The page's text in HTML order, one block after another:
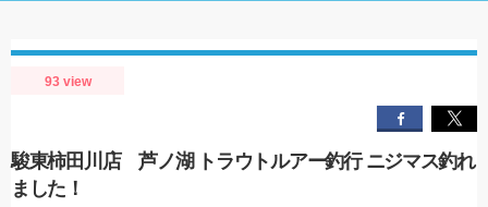
93 view
駿東柿田川店 芦ノ湖 トラウトルアー釣行 ニジマス釣れ
ました！